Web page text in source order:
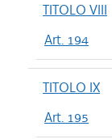
TITOLO VIII
Art. 194
TITOLO IX
Art. 195